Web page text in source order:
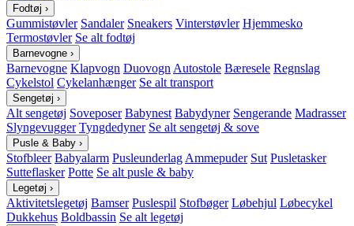
Fodtøj ›
Gummistøvler Sandaler Sneakers Vinterstøvler Hjemmesko
Termostøvler Se alt fodtøj
Barnevogne ›
Barnevogne Klapvogn Duovogn Autostole Bæresele Regnslag
Cykelstol Cykelanhænger Se alt transport
Sengetøj ›
Alt sengetøj Soveposer Babynest Babydyner Sengerande Madrasser
Slyngevugger Tyngdedyner Se alt sengetøj & sove
Pusle & Baby ›
Stofbleer Babyalarm Pusleunderlag Ammepuder Sut Pusletasker
Sutteflasker Potte Se alt pusle & baby
Legetøj ›
Aktivitetslegetøj Bamser Puslespil Stofbøger Løbehjul Løbecykel
Dukkehus Boldbassin Se alt legetøj